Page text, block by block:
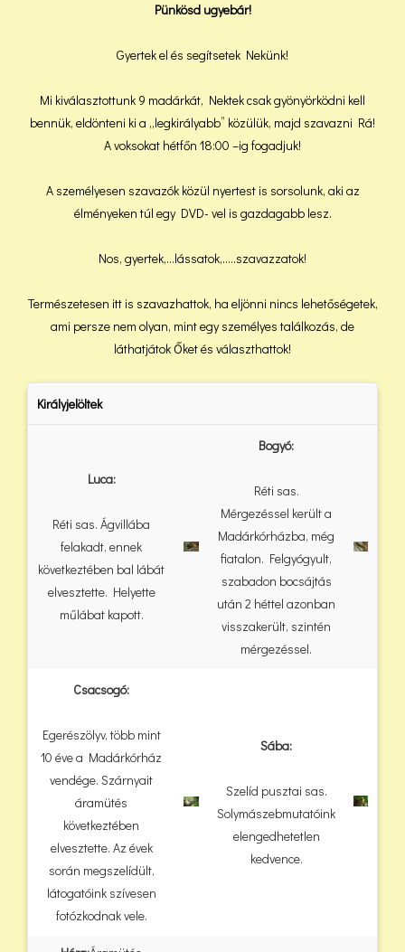
Pünkösd ugyebár!
Gyertek el és segítsetek Nekünk!
Mi kiválasztottunk 9 madárkát, Nektek csak gyönyörködni kell
bennük, eldönteni ki a „legkirályabb” közülük, majd szavazni Rá!
A voksokat hétfőn 18:00 –ig fogadjuk!
A személyesen szavazók közül nyertest is sorsolunk, aki az
élményeken túl egy DVD- vel is gazdagabb lesz.
Nos, gyertek,…lássatok,…..szavazzatok!
Természetesen itt is szavazhattok, ha eljönni nincs lehetőségetek,
ami persze nem olyan, mint egy személyes találkozás, de
láthatjátok Őket és választhattok!
Királyjelöltek
Luca:
Réti sas. Ágvillába
felakadt, ennek
következtében bal lábát
elvesztette. Helyette
műlábat kapott.
Bogyó:
Réti sas.
Mérgezéssel került a
Madárkórházba, még
fiatalon. Felgyógyult,
szabadon bocsájtás
után 2 héttel azonban
visszakerült, szintén
mérgezéssel.
Csacsogó:
Egerészölyv, több mint
10 éve a Madárkórház
vendége. Szárnyait
áramütés
következtében
elvesztette. Az évek
során megszelídült,
látogatóink szívesen
fotózkodnak vele.
Sába:
Szelíd pusztai sas.
Solymászebmutatóink
elengedhetetlen
kedvence.